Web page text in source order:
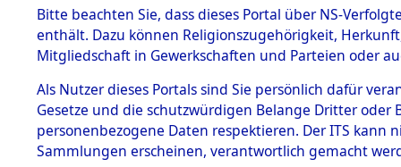
BESTÄNDE
1.
mente
5. Verschiedenes
5.3
Todesmärsche
0097
Bitte beachten Sie, dass dieses Portal über NS-
enthält. Dazu können Religionszugehörigkeit,
Mitgliedschaft in Gewerkschaften und Parteien oder
Als Nutzer dieses Portals sind Sie persönlich dafür
Gesetze und die schutzwürdigen Belange Dritter
personenbezogene Daten respektieren. Der ITS
Sammlungen erscheinen, verantwortlich gemacht